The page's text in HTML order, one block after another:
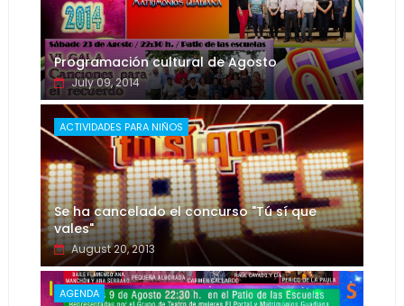
Programación cultural de Agosto
July 09, 2014
ACTIVIDADES PARA NIÑOS
Se ha cancelado el concurso "Tú sí que
vales"
August 20, 2013
AGENDA